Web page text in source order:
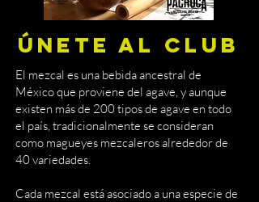
ÚNETE AL CLUB
El mezcal es una bebida ancestral de
México que proviene del agave, y aunque
existen más de 200 tipos de agave en todo
el país, tradicionalmente se consideran
como magueyes mezcaleros alrededor de
40 variedades.
Cada mezcal está asociado a una especie de